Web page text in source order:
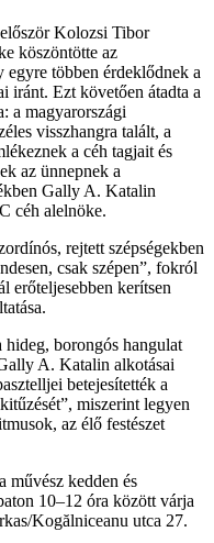
Kolozsi Tibor
köszöntötte az
többen érdeklődnek a
iránt. Ezt követően átadta a
a magyarországi
visszhangra talált, a
a céh tagjait és
az ünnepnek a
Gally A. Katalin
céh alelnöke.
rejtett szépségekben
csak szépen”, fokról
erőteljesebben kerítsen
hideg, borongós hangulat
A. Katalin alkotásai
betejesítették a
miszerint legyen
az élő festészet
művész kedden és
10–12 óra között várja
Kogălniceanu utca 27.